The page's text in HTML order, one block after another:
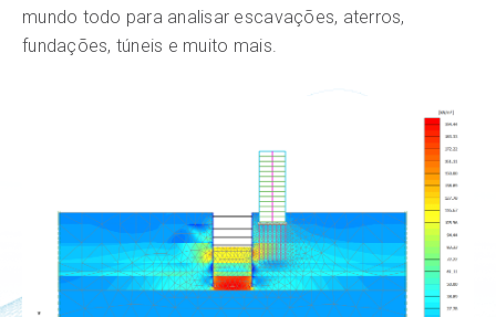
mundo todo para analisar escavações, aterros,
fundações, túneis e muito mais.